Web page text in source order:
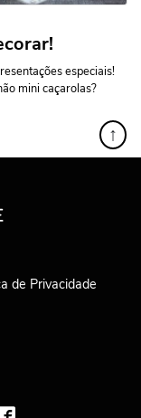
especiais!
mini caçarolas?
↑
de Privacidade